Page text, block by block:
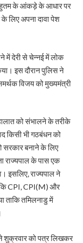
बहुतम के आंकड़े के आधार पर
लिए अपना दावा पेश
में देरी से चेन्नई में लोक
इस दौरान पुलिस ने
विजय को मुख्यमंत्री
को संभालने के तरीके
किसी भी गठबंधन को
सरकार बनाने के लिए
राज्यपाल के पास एक
इसलिए, राज्यपाल ने
कि CPI, CPI(M) और
ताकि तमिलनाडु में
शुक्रवार को पत्र लिखकर